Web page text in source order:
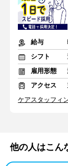
給与
シフト
雇用形態
アクセス
ケアスタッフィ
他の人はこん